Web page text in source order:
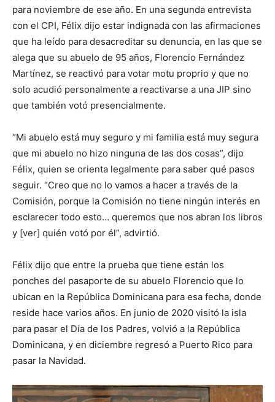
para noviembre de ese año. En una segunda entrevista
con el CPI, Félix dijo estar indignada con las afirmaciones
que ha leído para desacreditar su denuncia, en las que se
alega que su abuelo de 95 años, Florencio Fernández
Martínez, se reactivó para votar motu proprio y que no
solo acudió personalmente a reactivarse a una JIP sino
que también votó presencialmente.
“Mi abuelo está muy seguro y mi familia está muy segura
que mi abuelo no hizo ninguna de las dos cosas”, dijo
Félix, quien se orienta legalmente para saber qué pasos
seguir. “Creo que no lo vamos a hacer a través de la
Comisión, porque la Comisión no tiene ningún interés en
esclarecer todo esto… queremos que nos abran los libros
y [ver] quién votó por él”, advirtió.
Félix dijo que entre la prueba que tiene están los
ponches del pasaporte de su abuelo Florencio que lo
ubican en la República Dominicana para esa fecha, donde
reside hace varios años. En junio de 2020 visitó la isla
para pasar el Día de los Padres, volvió a la República
Dominicana, y en diciembre regresó a Puerto Rico para
pasar la Navidad.